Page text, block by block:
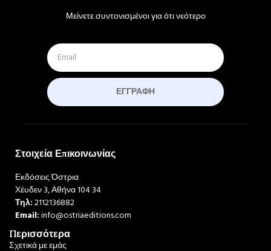
Μείνετε συντονισμένοι για ότι νεότερο
ΕΓΓΡΑΦΉ
Στοιχεία Επικοινωνίας
Εκδόσεις Όστρια
Χέυδεν 3, Αθήνα 104 34
Τηλ:2112136882
Email:info@ostriaeditions.com
Περισσότερα
Σχετικά με εμάς